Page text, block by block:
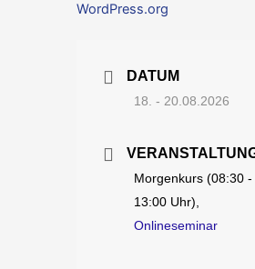
WordPress.org
DATUM
18. - 20.08.2026
Morgenkurs (08:30 -
13:00 Uhr),
Onlineseminar